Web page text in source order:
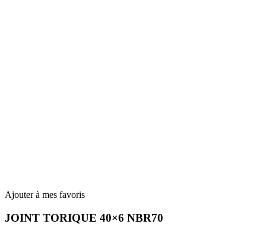
Ajouter à mes favoris
JOINT TORIQUE 40×6 NBR70